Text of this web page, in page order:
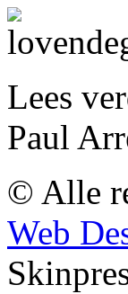
Lees
Paul
© Alle
Web